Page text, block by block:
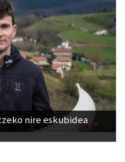
nire eskubidea